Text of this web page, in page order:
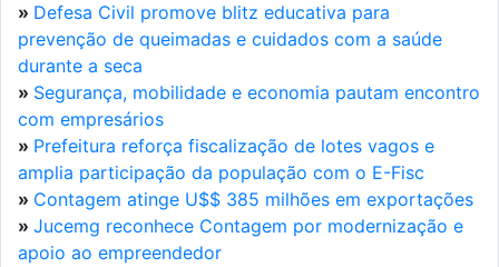
» Defesa Civil promove blitz educativa para
prevenção de queimadas e cuidados com a saúde
durante a seca
» Segurança, mobilidade e economia pautam encontro
com empresários
» Prefeitura reforça fiscalização de lotes vagos e
amplia participação da população com o E-Fisc
» Contagem atinge U$$ 385 milhões em exportações
» Jucemg reconhece Contagem por modernização e
apoio ao empreendedor